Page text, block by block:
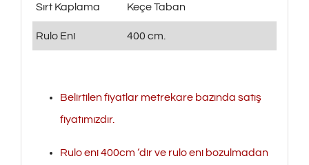
Sırt Kaplama Keçe Taban
Rulo Eni 400 cm.
Belirtilen fiyatlar metrekare bazında satış
fiyatımızdır.
Rulo eni 400cm ‘dir ve rulo eni bozulmadan